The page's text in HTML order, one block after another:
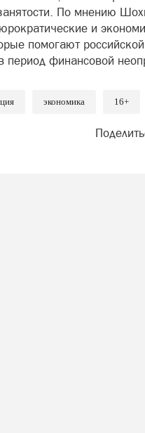
По мнению
и
помогают
период финансовой
экономика 16+